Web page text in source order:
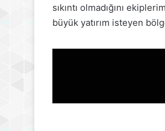
sıkıntı olmadığını
büyük yatırım isteyen